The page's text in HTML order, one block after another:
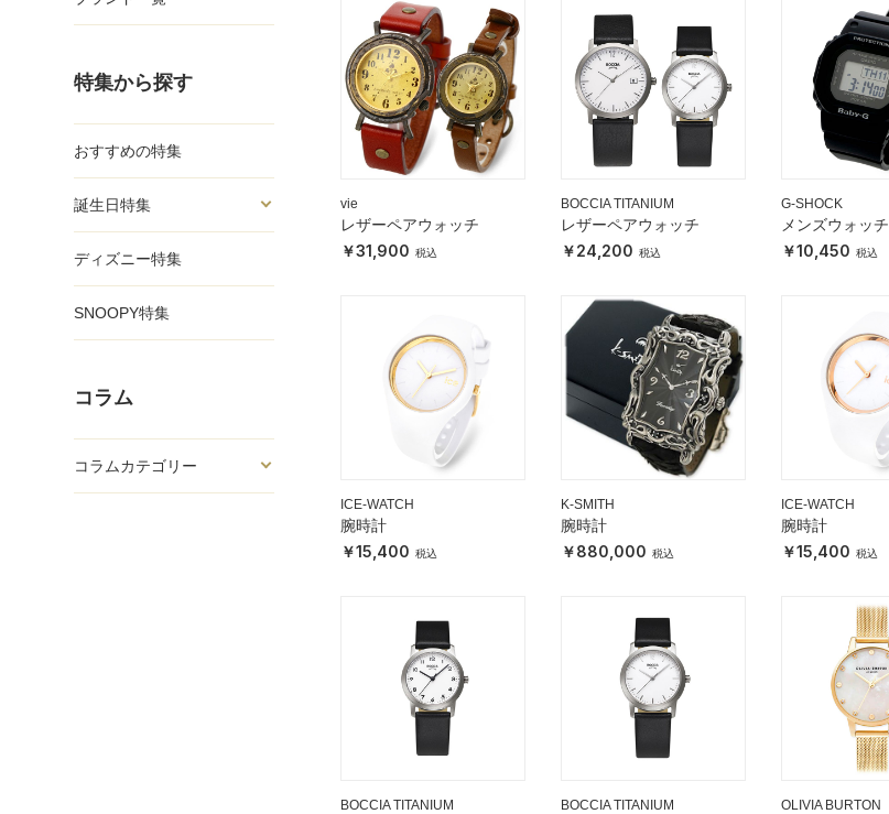
特集から探す
おすすめの特集
誕生日特集
ディズニー特集
SNOOPY特集
コラム
コラムカテゴリー
vie
レザーペアウォッチ
31,900
BOCCIA TITANIUM
レザーペアウォッチ
24,200
G-SHOCK
メンズウォッチ
10,450
ICE-WATCH
腕時計
15,400
K-SMITH
腕時計
880,000
ICE-WATCH
腕時計
15,400
BOCCIA TITANIUM BOCCIA TITANIUM OLIVIA BURTON